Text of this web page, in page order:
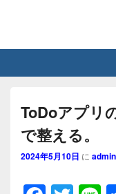
ToDoアプリ
で整える。
2024年5月10日 に admin